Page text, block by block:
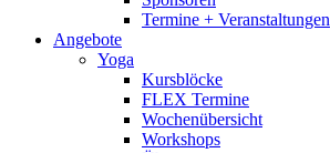
Termine + Veranstaltungen
Angebote
Yoga
Kursblöcke
FLEX Termine
Wochenübersicht
Workshops